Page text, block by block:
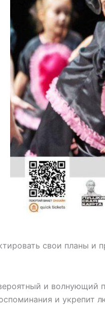
свои планы и
и волнующий
и укрепит